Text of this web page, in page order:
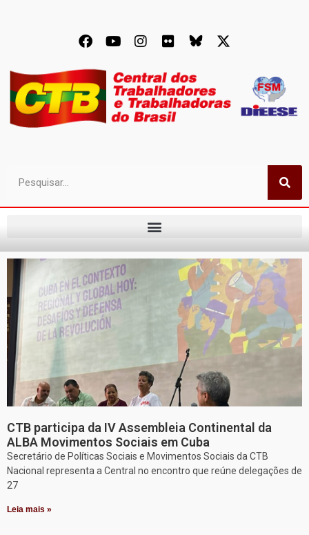
CTB participa da IV Assembleia Continental da
ALBA Movimentos Sociais em Cuba
Secretário de Políticas Sociais e Movimentos Sociais da CTB
Nacional representa a Central no encontro que reúne delegações de
27
Leia mais »